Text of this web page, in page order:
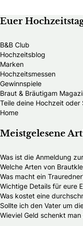
Euer
B&B Club
Hochzeitsblog
Marken
Hochzeitsmessen
Gewinnspiele
Braut & Bräutigam
Teile deine Hochzeit oder
Home
Meistgelesene
Was ist die Anmeldung
Welche Arten von
Was macht ein
Wichtige Details für eure
Was kostet eine
Sollte ich den Vater um
Wieviel Geld schenkt